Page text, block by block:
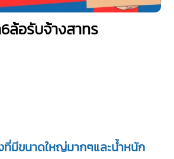
ล้อรับจ้างสาทร
ที่มีขนาดใหญ่มากๆและน้ำหนัก